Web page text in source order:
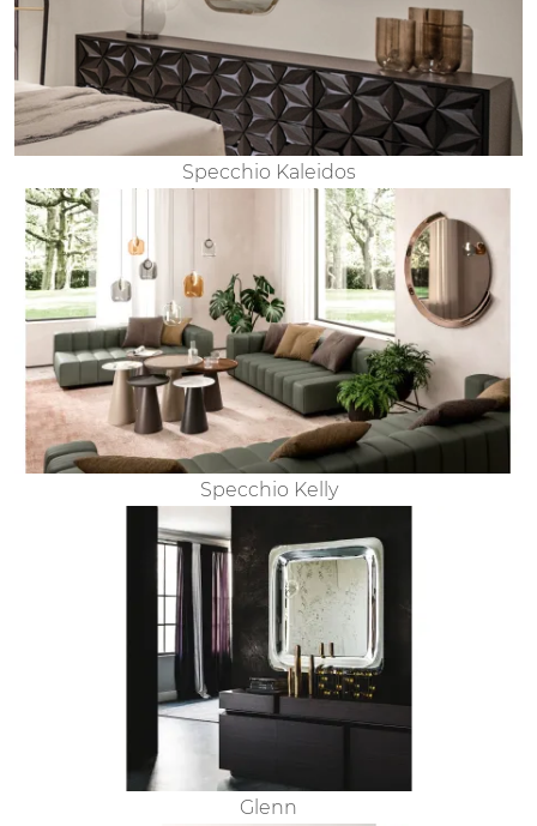
Specchio Kaleidos
Specchio Kelly
Glenn